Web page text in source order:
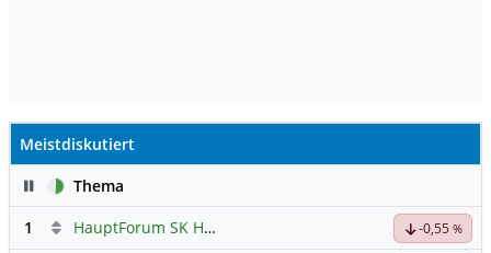
Meistdiskutiert
PauseThema
1
HauptForum SK HYNIC -0,55 %